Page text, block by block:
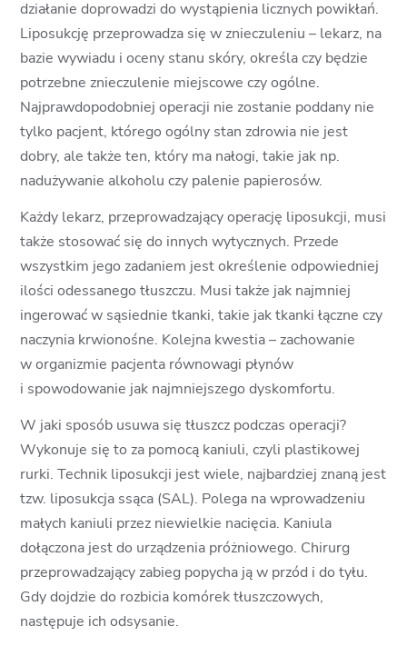
działanie doprowadzi do wystąpienia licznych powikłań.
Liposukcję przeprowadza się w znieczuleniu – lekarz, na
bazie wywiadu i oceny stanu skóry, określa czy będzie
potrzebne znieczulenie miejscowe czy ogólne.
Najprawdopodobniej operacji nie zostanie poddany nie
tylko pacjent, którego ogólny stan zdrowia nie jest
dobry, ale także ten, który ma nałogi, takie jak np.
nadużywanie alkoholu czy palenie papierosów.
Każdy lekarz, przeprowadzający operację liposukcji, musi
także stosować się do innych wytycznych. Przede
wszystkim jego zadaniem jest określenie odpowiedniej
ilości odessanego tłuszczu. Musi także jak najmniej
ingerować w sąsiednie tkanki, takie jak tkanki łączne czy
naczynia krwionośne. Kolejna kwestia – zachowanie
w organizmie pacjenta równowagi płynów
i spowodowanie jak najmniejszego dyskomfortu.
W jaki sposób usuwa się tłuszcz podczas operacji?
Wykonuje się to za pomocą kaniuli, czyli plastikowej
rurki. Technik liposukcji jest wiele, najbardziej znaną jest
tzw. liposukcja ssąca (SAL). Polega na wprowadzeniu
małych kaniuli przez niewielkie nacięcia. Kaniula
dołączona jest do urządzenia próżniowego. Chirurg
przeprowadzający zabieg popycha ją w przód i do tyłu.
Gdy dojdzie do rozbicia komórek tłuszczowych,
następuje ich odsysanie.